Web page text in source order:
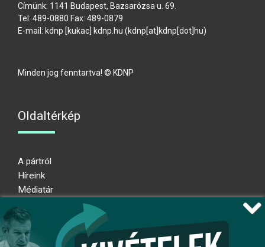
Címünk: 1141 Budapest, Bazsarózsa u. 69.
Tel: 489-0880 Fax: 489-0879
E-mail: kdnp [kukac] kdnp hu (kdnp[at]kdnp[dot]hu)
Minden jog fenntartva! © KDNP
Oldaltérkép
A pártról
Híreink
Médiatár
Adatkezelési nyilatkozat
Átláthatósági nyilatkozat